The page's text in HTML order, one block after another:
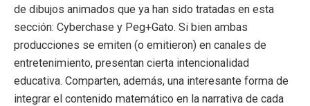
de dibujos animados que ya han sido tratadas en esta
sección: Cyberchase y Peg+Gato. Si bien ambas
producciones se emiten (o emitieron) en canales de
entretenimiento, presentan cierta intencionalidad
educativa. Comparten, además, una interesante forma de
integrar el contenido matemático en la narrativa de cada